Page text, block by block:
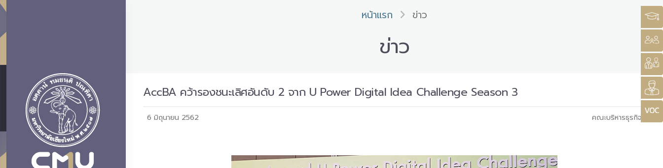
หน้าแรก ข่าว
ข่าว
AccBA คว้ารองชนะเลิศอันดับ 2 จาก U Power Digital Idea Challenge Season 3
6 มิถุนายน 2562 คณะบริหารธุรกิจ